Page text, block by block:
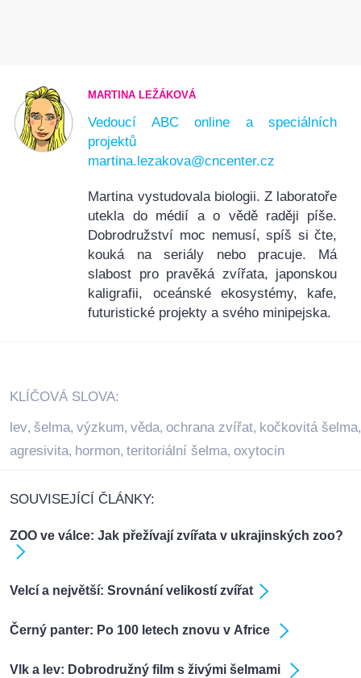
MARTINA LEŽÁKOVÁ
Vedoucí ABC online a speciálních
projektů
martina.lezakova@cncenter.cz
Martina vystudovala biologii. Z laboratoře
utekla do médií a o vědě raději píše.
Dobrodružství moc nemusí, spíš si čte,
kouká na seriály nebo pracuje. Má
slabost pro pravěká zvířata, japonskou
kaligrafii, oceánské ekosystémy, kafe,
futuristické projekty a svého minipejska.
KLÍČOVÁ SLOVA:
lev, šelma, výzkum, věda, ochrana zvířat, kočkovitá šelma,
agresivita, hormon, teritoriální šelma, oxytocin
SOUVISEJÍCÍ ČLÁNKY:
ZOO ve válce: Jak přežívají zvířata v ukrajinských zoo?
Velcí a největší: Srovnání velikostí zvířat
Černý panter: Po 100 letech znovu v Africe
Vlk a lev: Dobrodružný film s živými šelmami